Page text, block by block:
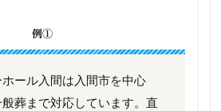
例①
ール入間は入間市を中心
葬まで対応しています。直